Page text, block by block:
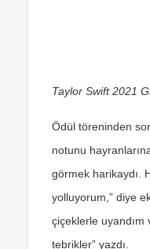
Taylor Swift 2021
Ödül töreninden
notunu
görmek harikaydı.
yolluyorum,” diye
çiçeklerle uyandım
tebrikler” yazdı.